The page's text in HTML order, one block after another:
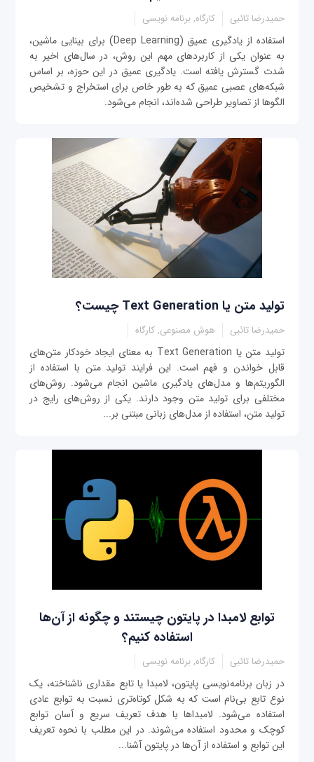
حمیدرضا تائبی کارگاه, برنامه نویسی
استفاده از یادگیری عمیق (Deep Learning) برای بینایی ماشین،
به عنوان یکی از کاربردهای مهم این روش، در سال‌های اخیر به
شدت گسترش یافته است. یادگیری عمیق در این حوزه، بر اساس
شبکه‌های عصبی عمیق که به طور خاص برای استخراج و تشخیص
الگوها از تصاویر طراحی شده‌اند، انجام می‌شود.
تولید متن یا Text Generation چیست؟
حمیدرضا تائبی هوش مصنوعی, کارگاه
تولید متن یا Text Generation به معنای ایجاد خودکار متن‌های
قابل خواندن و فهم است. این فرایند تولید متن با استفاده از
الگوریتم‌ها و مدل‌های یادگیری ماشین انجام می‌شود. روش‌های
مختلفی برای تولید متن وجود دارند. یکی از روش‌های رایج در
تولید متن، استفاده از مدل‌های زبانی مبتنی بر...
توابع لامبدا در پایتون چیستند و چگونه از آن‌ها
استفاده کنیم؟
حمیدرضا تائبی کارگاه, برنامه نویسی
در زبان برنامه‌نویسی پایتون، لامبدا یا تابع مقداری ناشناخته، یک
نوع تابع بی‌نام است که به شکل کوتاه‌تری نسبت به توابع عادی
استفاده می‌شود. لامبداها با هدف تعریف سریع و آسان توابع
کوچک و محدود استفاده می‌شوند. در این مطلب با نحوه تعریف
این توابع و استفاده از آن‌ها در پایتون آشنا...